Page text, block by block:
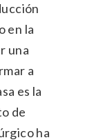
en la
una
a
es la
de
ha